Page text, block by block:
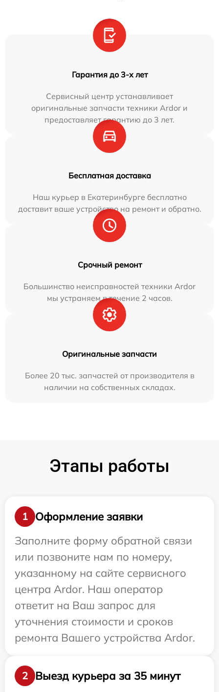
Гарантия до 3-х лет
Сервисный центр устанавливает
оригинальные запчасти техники Ardor и
предоставляет гарантию до 3 лет.
Бесплатная доставка
Наш курьер в Екатеринбурге бесплатно
доставит ваше устройство на ремонт и обратно.
Срочный ремонт
Большинство неисправностей техники Ardor
мы устраняем в течение 2 часов.
Оригинальные запчасти
Более 20 тыс. запчастей от производителя в
наличии на собственных складах.
Этапы работы
1
Оформление заявки
Заполните форму обратной связи
или позвоните нам по номеру,
указанному на сайте сервисного
центра Ardor. Наш оператор
ответит на Ваш запрос для
уточнения стоимости и сроков
ремонта Вашего устройства Ardor.
2 Выезд курьера за 35 минут